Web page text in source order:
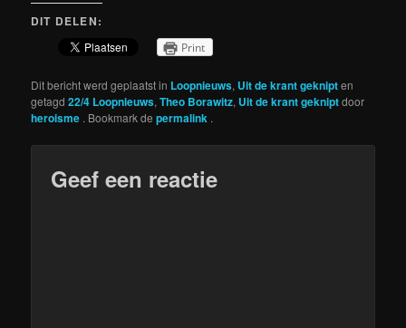
DIT DELEN:
Print
Dit bericht werd geplaatst in Loopnieuws, Uit de krant geknipten
getagd22/4 Loopnieuws,Theo Borawitz, Uit de krant gekniptdoor
heroisme . Bookmark depermalink .
Geef een reactie